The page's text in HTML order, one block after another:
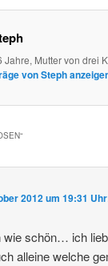
Jahre, Mutter von drei
von Steph
“
2012 um 19:31 Uhr
wie schön… ich
alleine welche